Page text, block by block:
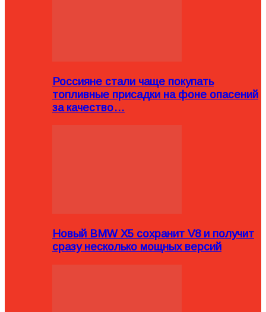
Россияне стали чаще покупать
топливные присадки на фоне опасений
за качество…
Новый BMW X5 сохранит V8 и получит
сразу несколько мощных версий